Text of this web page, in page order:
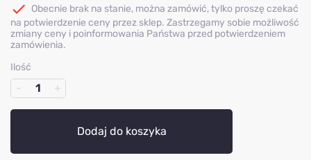
 Obecnie brak na stanie, można zamówić, tylko proszę czekać
na potwierdzenie ceny przez sklep. Zastrzegamy sobie możliwość
zmiany ceny i poinformowania Państwa przed potwierdzeniem
zamówienia.
Ilość
Dodaj do koszyka